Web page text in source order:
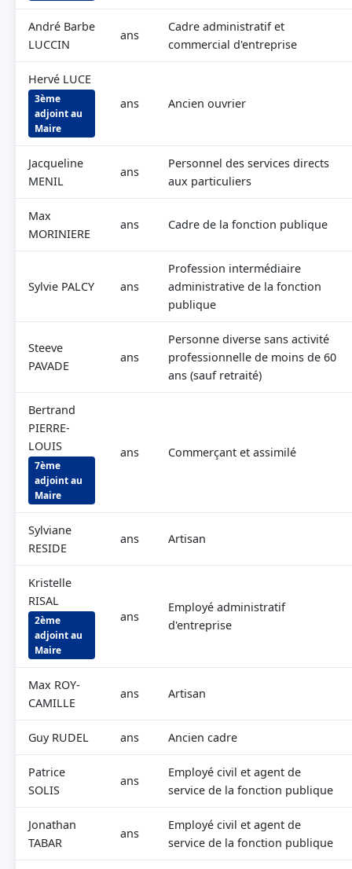
André Barbe
LUCCIN
ans
Cadre administratif et
commercial d'entreprise
Hervé LUCE
3ème
adjoint au
Maire
ans Ancien ouvrier
Jacqueline
MENIL
ans
Personnel des services directs
aux particuliers
Max
MORINIERE
ans Cadre de la fonction publique
Sylvie PALCY ans
Profession intermédiaire
administrative de la fonction
publique
Steeve
PAVADE
ans
Personne diverse sans activité
professionnelle de moins de 60
ans (sauf retraité)
Bertrand
PIERRE-
LOUIS
7ème
adjoint au
Maire
ans Commerçant et assimilé
Sylviane
RESIDE
ans Artisan
Kristelle
RISAL
2ème
adjoint au
Maire
ans
Employé administratif
d'entreprise
Max ROY-
CAMILLE
ans Artisan
Guy RUDEL ans Ancien cadre
Patrice
SOLIS
ans
Employé civil et agent de
service de la fonction publique
Jonathan
TABAR
ans
Employé civil et agent de
service de la fonction publique